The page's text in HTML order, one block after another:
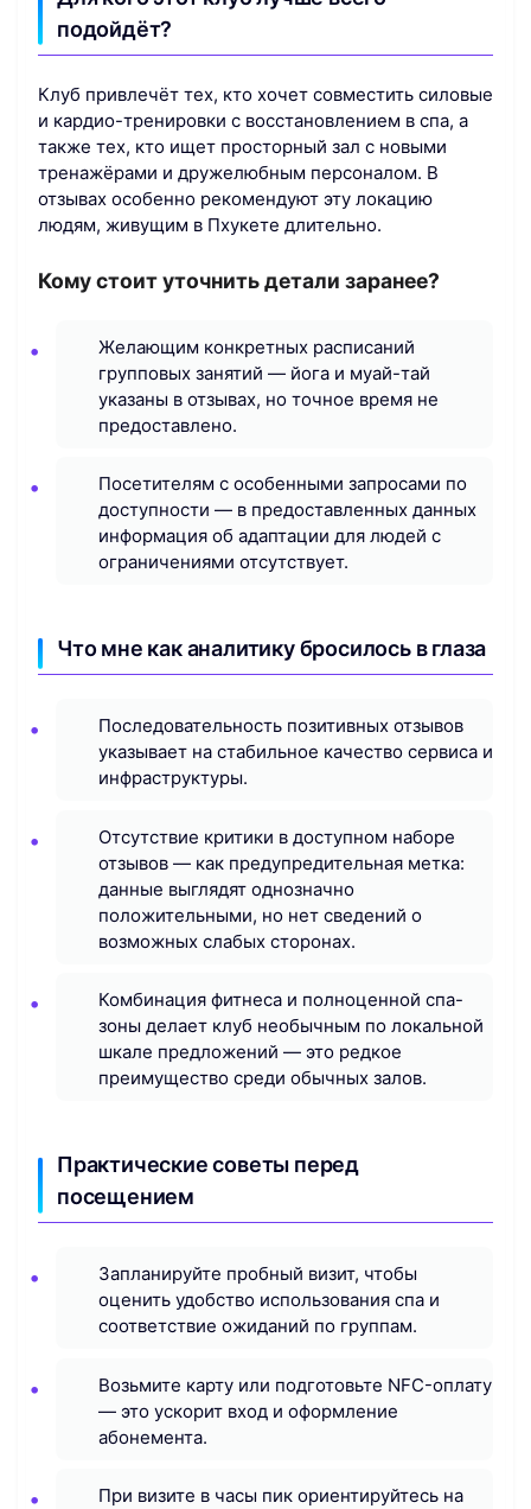
подойдёт?
Клуб привлечёт тех, кто хочет совместить силовые
и кардио-тренировки с восстановлением в спа, а
также тех, кто ищет просторный зал с новыми
тренажёрами и дружелюбным персоналом. В
отзывах особенно рекомендуют эту локацию
людям, живущим в Пхукете длительно.
Кому стоит уточнить детали заранее?
Желающим конкретных расписаний
групповых занятий — йога и муай-тай
указаны в отзывах, но точное время не
предоставлено.
Посетителям с особенными запросами по
доступности — в предоставленных данных
информация об адаптации для людей с
ограничениями отсутствует.
Что мне как аналитику бросилось в глаза
Последовательность позитивных отзывов
указывает на стабильное качество сервиса и
инфраструктуры.
Отсутствие критики в доступном наборе
отзывов — как предупредительная метка:
данные выглядят однозначно
положительными, но нет сведений о
возможных слабых сторонах.
Комбинация фитнеса и полноценной спа-
зоны делает клуб необычным по локальной
шкале предложений — это редкое
преимущество среди обычных залов.
Практические советы перед
посещением
Запланируйте пробный визит, чтобы
оценить удобство использования спа и
соответствие ожиданий по группам.
Возьмите карту или подготовьте NFC-оплату
— это ускорит вход и оформление
абонемента.
При визите в часы пик ориентируйтесь на